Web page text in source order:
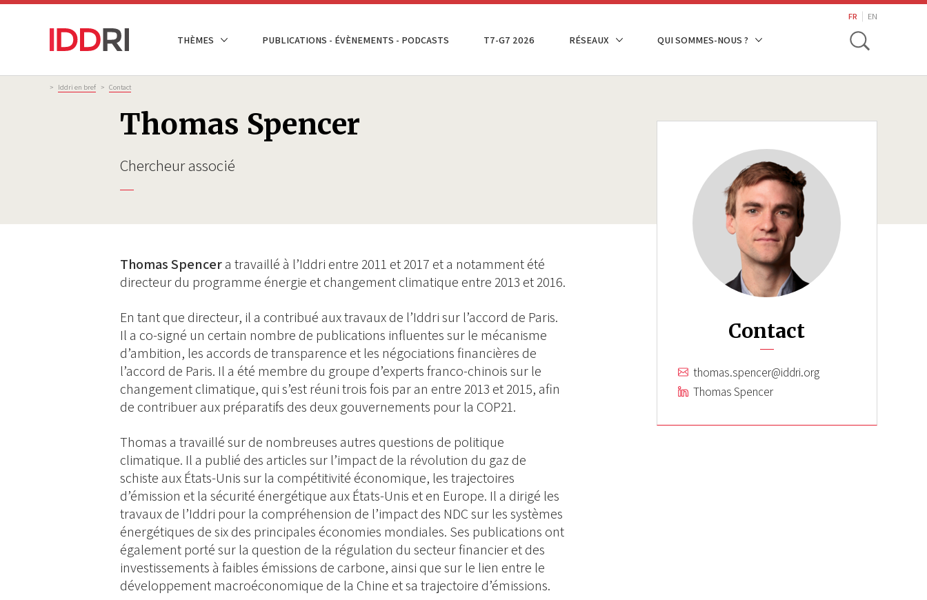
Aller
NAVIGATION
THÈMES PUBLICATIONS - ÉVÈNEMENTS - PODCASTS T7-G7 2026 RÉSEAUX QUI SOMMES-NOUS ?
FR EN
Toggle
Fil
d'Ariane
> Iddri en bref > Contact
Thomas Spencer
Chercheur associé
Thomas Spencera travaillé à l’Iddri entre 2011 et 2017 et a notamment été
directeur du programme énergie et changement climatique entre 2013 et 2016.
En tant que directeur, il a contribué aux travaux de l’Iddri sur l’accord de Paris.
Il a co-signé un certain nombre de publications influentes sur le mécanisme
d’ambition, les accords de transparence et les négociations financières de
l’accord de Paris. Il a été membre du groupe d’experts franco-chinois sur le
changement climatique, qui s’est réuni trois fois par an entre 2013 et 2015, afin
de contribuer aux préparatifs des deux gouvernements pour la COP21.
Thomas a travaillé sur de nombreuses autres questions de politique
climatique. Il a publié des articles sur l’impact de la révolution du gaz de
schiste aux États-Unis sur la compétitivité économique, les trajectoires
d’émission et la sécurité énergétique aux États-Unis et en Europe. Il a dirigé les
travaux de l’Iddri pour la compréhension de l’impact des NDC sur les systèmes
énergétiques de six des principales économies mondiales. Ses publications ont
également porté sur la question de la régulation du secteur financier et des
investissements à faibles émissions de carbone, ainsi que sur le lien entre le
développement macroéconomique de la Chine et sa trajectoire d’émissions.
Contact
thomas.spencer@iddri.org
Thomas Spencer